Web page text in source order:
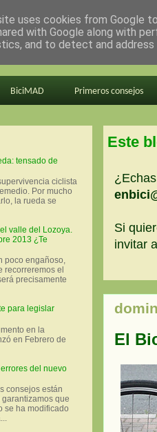
madrid
BiciMAD Primeros consejos
Este
Si
invitar
El
tensado de
ciclista
Por mucho
la rueda se
valle del Lozoya.
2013 ¿Te
poco engañoso,
recorreremos el
precisamente
para legislar
en la
en Febrero de
del nuevo
consejos están
que
se ha modificado
uses cookies from Google
with Google along with
and to detect and address